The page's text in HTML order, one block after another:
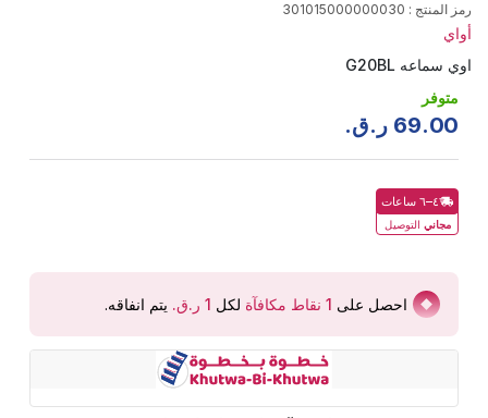
رمز المنتج :
301015000000030
أواي
اوي سماعه G20BL
متوفر
69.00 ر.ق.
٤–٦ ساعات
مجاني التوصيل
احصل على 1 نقاط مكافآة لكل يتم انفاقه.